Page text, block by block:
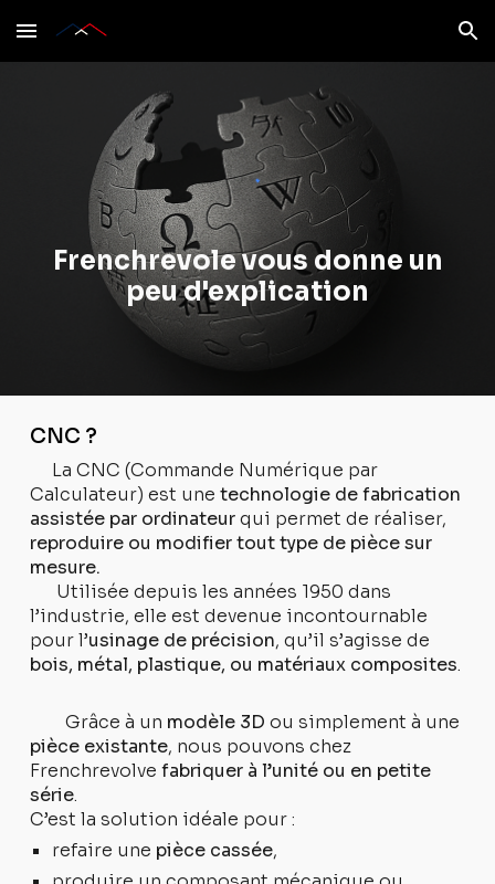
Skip to main content Skip to navigation
Frenchrevole vous donne un
peu d'explication
CNC ?
La CNC (Commande Numérique par
Calculateur) est unetechnologie de fabrication
assistée par ordinateurqui permet de réaliser,
reproduire ou modifier tout type de pièce sur
mesure.
Utilisée depuis les années 1950 dans
l’industrie, elle est devenue incontournable
pour l’usinage de précision, qu’il s’agisse de
bois, métal, plastique, ou matériaux composites.
Grâce à un modèle 3D ou simplement à une
pièce existante, nous pouvons chez
Frenchrevolvefabriquer à l’unité ou en petite
série.
C’est la solution idéale pour :
refaire une pièce cassée,